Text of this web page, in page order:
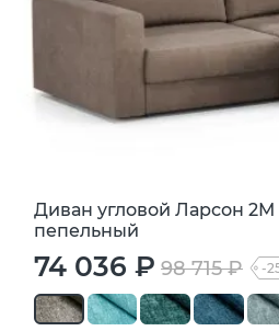
Диван угловой Ларсон 2М
пепельный
74 036 ₽ 98 715 ₽ -